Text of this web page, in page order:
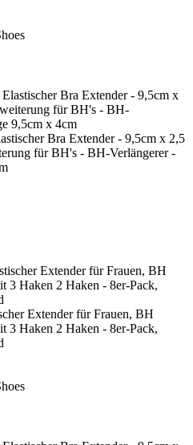
Bra Extender - 9,5cm x 2,5
für BH's - BH-Verlängerer -
Extender für Frauen, BH
3 Haken 2 Haken - 8er-Pack,